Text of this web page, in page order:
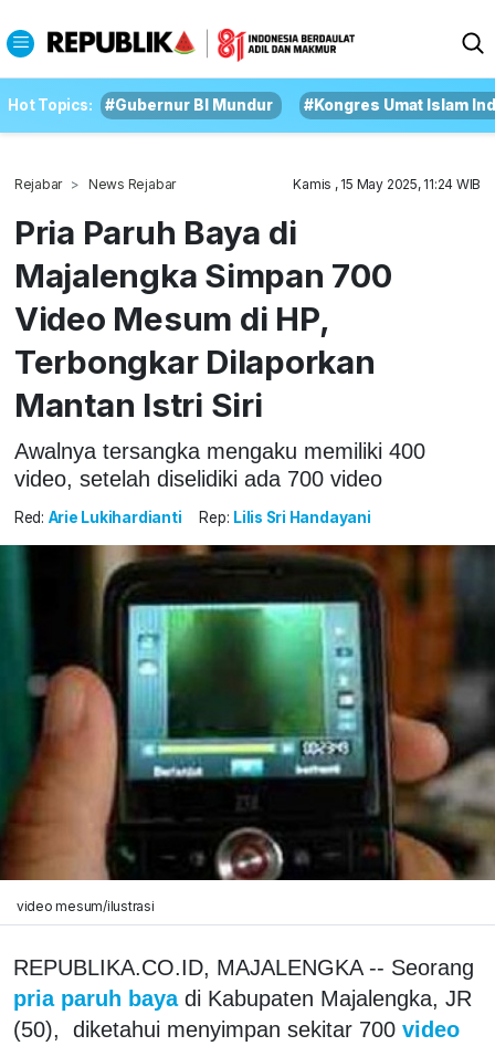
Hot Topics: #Gubernur BI Mundur #Kongres Umat Islam
Rejabar News Rejabar Kamis , 15 May 2025, 11:24 WIB
Pria Paruh Baya di
Majalengka Simpan 700
Video Mesum di HP,
Terbongkar Dilaporkan
Mantan Istri Siri
Awalnya tersangka mengaku memiliki 400
video, setelah diselidiki ada 700 video
Red: Arie Lukihardianti Rep: Lilis Sri Handayani
video mesum/ilustrasi
REPUBLIKA.CO.ID, MAJALENGKA -- Seorang
pria paruh baya di Kabupaten Majalengka, JR
(50), diketahui menyimpan sekitar 700 video